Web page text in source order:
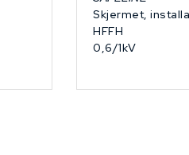
Skjermet,
HFFH
0,6/1kV